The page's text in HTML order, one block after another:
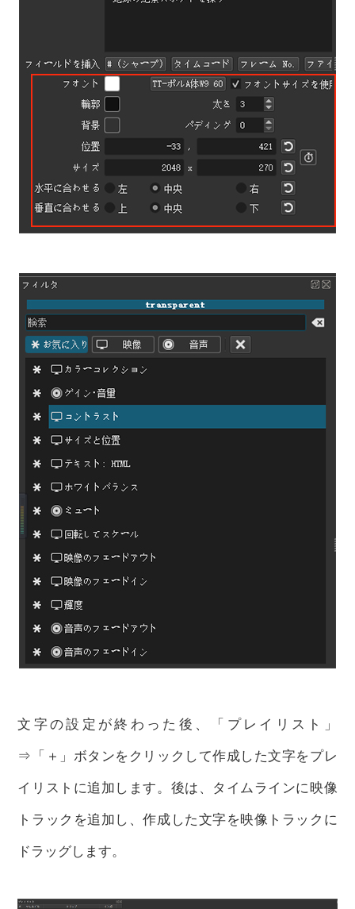
文字の設定が終わった後、
「プレイリスト」
⇒「＋」ボタンをクリックして作成した文字をプレ
イリストに追加します。後は、タイムラインに映像
トラックを追加し、作成した文字を映像トラックに
ドラッグします。